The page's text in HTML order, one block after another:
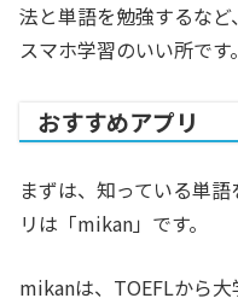
法と単語を勉強するな
スマホ学習のいい所です。
おすすめアプリ
まずは、知っている単
リは「mikan」です。
mikanは、TOEFLから